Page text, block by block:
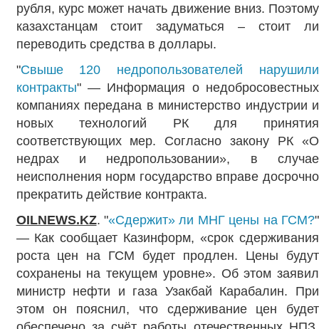
рубля, курс может начать движение вниз. Поэтому
казахстанцам стоит задуматься – стоит ли
переводить средства в доллары.
"Свыше 120 недропользователей нарушили
контракты" — Информация о недобросовестных
компаниях передана в министерство индустрии и
новых технологий РК для принятия
соответствующих мер. Согласно закону РК «О
недрах и недропользовании», в случае
неисполнения норм государство вправе досрочно
прекратить действие контракта.
OILNEWS.KZ. "«Сдержит» ли МНГ цены на ГСМ?"
— Как сообщает Казинформ, «срок сдерживания
роста цен на ГСМ будет продлен. Цены будут
сохранены на текущем уровне». Об этом заявил
министр нефти и газа Узакбай Карабалин. При
этом он пояснил, что сдерживание цен будет